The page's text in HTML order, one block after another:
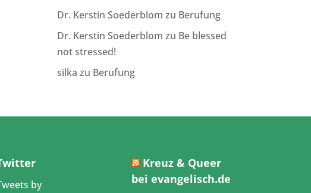
Dr. Kerstin Soederblom zu Berufung
Dr. Kerstin Soederblom zu Be blessed
not stressed!
silka zu Berufung
by
Kreuz & Queer
bei evangelisch.de